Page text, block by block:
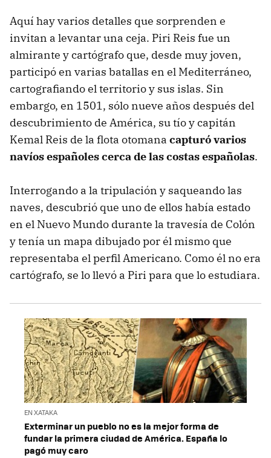
Aquí hay varios detalles que sorprenden e
invitan a levantar una ceja. Piri Reis fue un
almirante y cartógrafo que, desde muy joven,
participó en varias batallas en el Mediterráneo,
cartografiando el territorio y sus islas. Sin
embargo, en 1501, sólo nueve años después del
descubrimiento de América, su tío y capitán
Kemal Reis de la flota otomana capturó varios
navíos españoles cerca de las costas españolas.
Interrogando a la tripulación y saqueando las
naves, descubrió que uno de ellos había estado
en el Nuevo Mundo durante la travesía de Colón
y tenía un mapa dibujado por él mismo que
representaba el perfil Americano. Como él no era
cartógrafo, se lo llevó a Piri para que lo estudiara.
EN XATAKA
Exterminar un pueblo no es la mejor forma de
fundar la primera ciudad de América. España lo
pagó muy caro